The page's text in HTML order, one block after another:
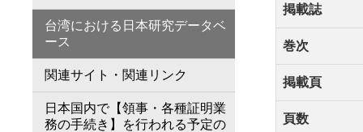
掲載誌
巻次
掲載頁
頁数
台湾における日本研究データベ
ース
関連サイト・関連リンク
日本国内で【領事・各種証明業
務の手続き】を行われる予定の